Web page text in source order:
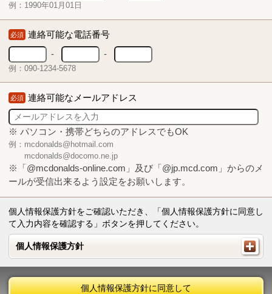
例：1990年01月01日
必須 連絡可能な電話番号
-
-
例：090-1234-5678
必須 連絡可能なメールアドレス
※ パソコン・携帯どちらのアドレスでもOK
例：mcdonalds@hotmail.com
mcdonalds@docomo.ne.jp
※「@mcdonalds-online.com」及び「@jp.mcd.com」からのメ
ールが受信出来るよう設定をお願いします。
個人情報保護方針をご確認いただき、「個人情報保護方針に同意し
て入力内容を確認する」ボタンを押してください。
個人情報保護方針
個人情報保護方針
個人情報保護方針に同意して